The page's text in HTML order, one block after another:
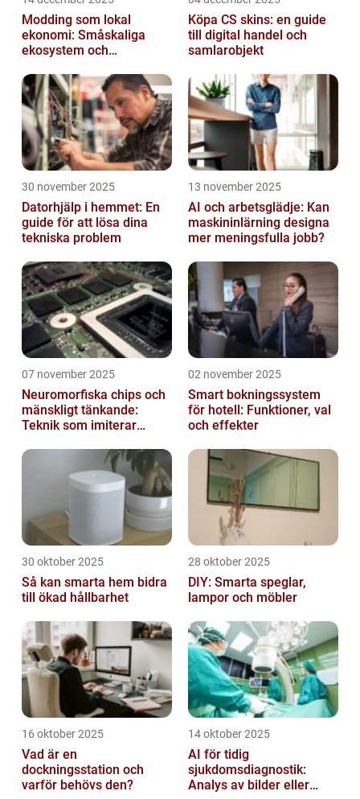
Modding som lokal
ekonomi: Småskaliga
ekosystem och
Köpa CS skins: en guide
till digital handel och
samlarobjekt
30 november 2025
Datorhjälp i hemmet: En
guide för att lösa dina
tekniska problem
13 november 2025
AI och arbetsglädje: Kan
maskininlärning designa
mer meningsfulla jobb?
07 november 2025
Neuromorfiska chips och
mänskligt tänkande:
Teknik som imiterar
02 november 2025
Smart bokningssystem
för hotell: Funktioner, val
och effekter
30 oktober 2025
Så kan smarta hem bidra
till ökad hållbarhet
28 oktober 2025
DIY: Smarta speglar,
lampor och möbler
16 oktober 2025
Vad är en
dockningsstation och
varför behövs den?
14 oktober 2025
AI för tidig
sjukdomsdiagnostik:
Analys av bilder eller